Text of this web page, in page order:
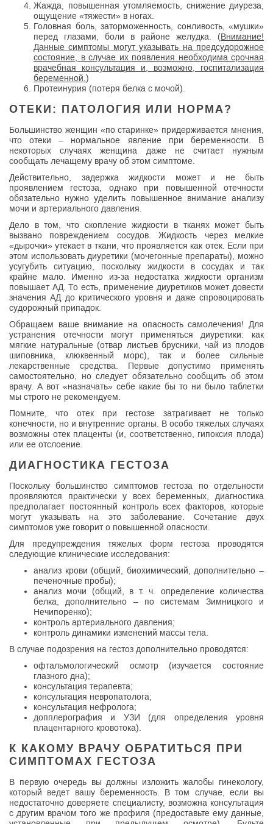
Жажда, повышенная утомляемость, снижение диуреза,
ощущение «тяжести» в ногах.
Головная боль, заторможенность, сонливость, «мушки»
перед глазами, боли в районе желудка. (Внимание!
Данные симптомы могут указывать на предсудорожное
состояние, в случае их появления необходима срочная
врачебная консультация и, возможно, госпитализация
беременной. )
Протеинурия (потеря белка с мочой).
ОТЕКИ: ПАТОЛОГИЯ ИЛИ НОРМА?
Большинство женщин «по старинке» придерживается мнения,
что отеки – нормальное явление при беременности. В
некоторых случаях женщина даже не считает нужным
сообщать лечащему врачу об этом симптоме.
Действительно, задержка жидкости может и не быть
проявлением гестоза, однако при повышенной отечности
обязательно нужно уделить повышенное внимание анализу
мочи и артериального давления.
Дело в том, что скопление жидкости в тканях может быть
вызвано повреждением сосудов. Жидкость через мелкие
«дырочки» утекает в ткани, что проявляется как отек. Если при
этом использовать диуретики (мочегонные препараты), можно
усугубить ситуацию, поскольку жидкости в сосудах и так
крайне мало. Именно из-за недостатка жидкости организм
повышает АД. То есть, применение диуретиков может довести
значения АД до критического уровня и даже спровоцировать
судорожный припадок.
Обращаем ваше внимание на опасность самолечения! Для
устранения отечности могут применяться диуретики: как
мягкие натуральные (отвар листьев брусники, чай из плодов
шиповника, клюквенный морс), так и более сильные
лекарственные средства. Первые допустимо применять
самостоятельно, но следует обязательно сообщить об этом
врачу. А вот «назначать» себе какие бы то ни было таблетки
мы строго не рекомендуем.
Помните, что отек при гестозе затрагивает не только
конечности, но и внутренние органы. В особо тяжелых случаях
возможны отек плаценты (и, соответственно, гипоксия плода)
или ее отслоение.
ДИАГНОСТИКА ГЕСТОЗА
Поскольку большинство симптомов гестоза по отдельности
проявляются практически у всех беременных, диагностика
предполагает постоянный контроль всех факторов, которые
могут указывать на это заболевание. Сочетание двух
симптомов уже говорит о повышенной опасности.
Для предупреждения тяжелых форм гестоза проводятся
следующие клинические исследования:
анализ крови (общий, биохимический, дополнительно –
печеночные пробы);
анализ мочи (общий, в т. ч. определение количества
белка, дополнительно – по системам Зимницкого и
Нечипоренко);
контроль артериального давления;
контроль динамики изменений массы тела.
В случае подозрения на гестоз дополнительно проводятся:
офтальмологический осмотр (изучается состояние
глазного дна);
консультация терапевта;
консультация невропатолога;
консультация нефролога;
допплерография и УЗИ (для определения уровня
плацентарного кровотока).
К КАКОМУ ВРАЧУ ОБРАТИТЬСЯ ПРИ
СИМПТОМАХ ГЕСТОЗА
В первую очередь вы должны изложить жалобы гинекологу,
который ведет вашу беременность. В том случае, если вы
недостаточно доверяете специалисту, возможна консультация
с другим врачом того же профиля (предоставьте ему данные,